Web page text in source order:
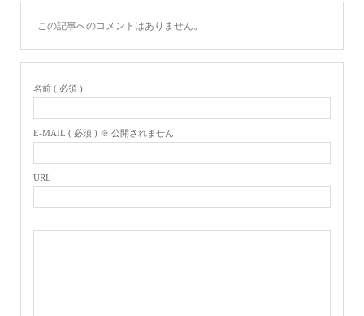
この記事へのコメントはありません。
名前 ( 必須 )
E-MAIL ( 必須 ) ※ 公開されません
URL